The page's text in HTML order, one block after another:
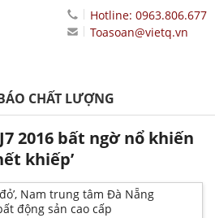
Hotline: 0963.806.677
Toasoan@vietq.vn
CHẤT LƯỢNG
2016 bất ngờ nổ khiến
khiếp’
Nam trung tâm Đà Nẵng
động sản cao cấp